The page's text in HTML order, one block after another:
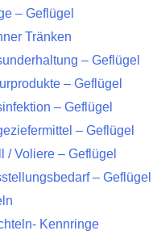
– Geflügel
Tränken
– Geflügel
– Geflügel
– Geflügel
– Geflügel
/ Voliere – Geflügel
– Geflügel
Kennringe